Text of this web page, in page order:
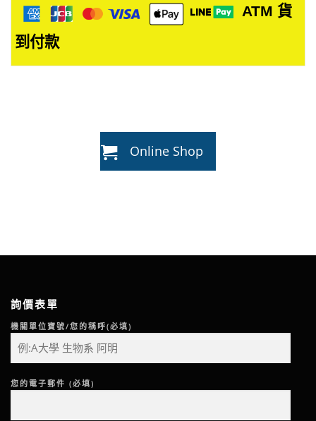
ATM 貨
到付款
Online Shop
詢價表單
機關單位寶號/您的稱呼(必填)
您的電子郵件 (必填)